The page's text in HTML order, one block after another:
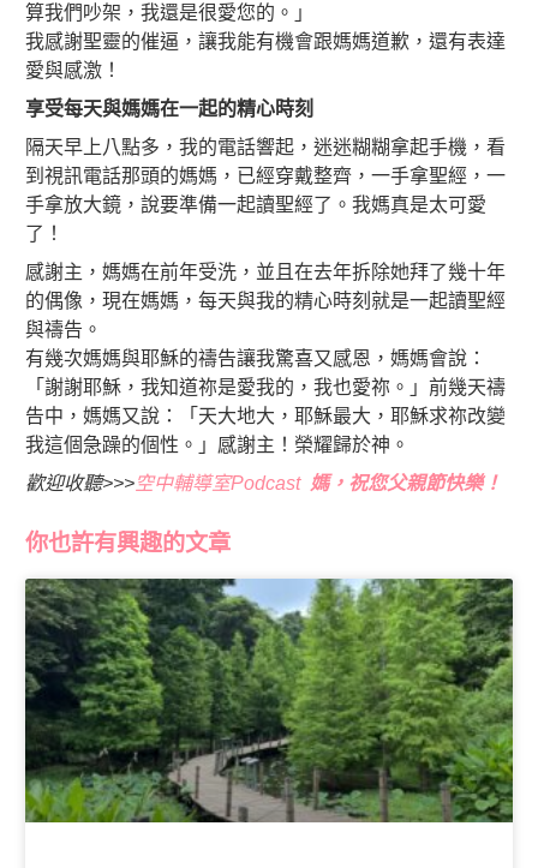
算我們吵架，我還是很愛您的。」
我感謝聖靈的催逼，讓我能有機會跟媽媽道歉，還有表達
愛與感激！
享受每天與媽媽在一起的精心時刻
隔天早上八點多，我的電話響起，迷迷糊糊拿起手機，看
到視訊電話那頭的媽媽，已經穿戴整齊，一手拿聖經，一
手拿放大鏡，說要準備一起讀聖經了。我媽真是太可愛
了！
感謝主，媽媽在前年受洗，並且在去年拆除她拜了幾十年
的偶像，現在媽媽，每天與我的精心時刻就是一起讀聖經
與禱告。
有幾次媽媽與耶穌的禱告讓我驚喜又感恩，媽媽會說：
「謝謝耶穌，我知道祢是愛我的，我也愛祢。」前幾天禱
告中，媽媽又說：「天大地大，耶穌最大，耶穌求祢改變
我這個急躁的個性。」感謝主！榮耀歸於神。
歡迎收聽>>>空中輔導室Podcast 媽，祝您父親節快樂！
你也許有興趣的文章